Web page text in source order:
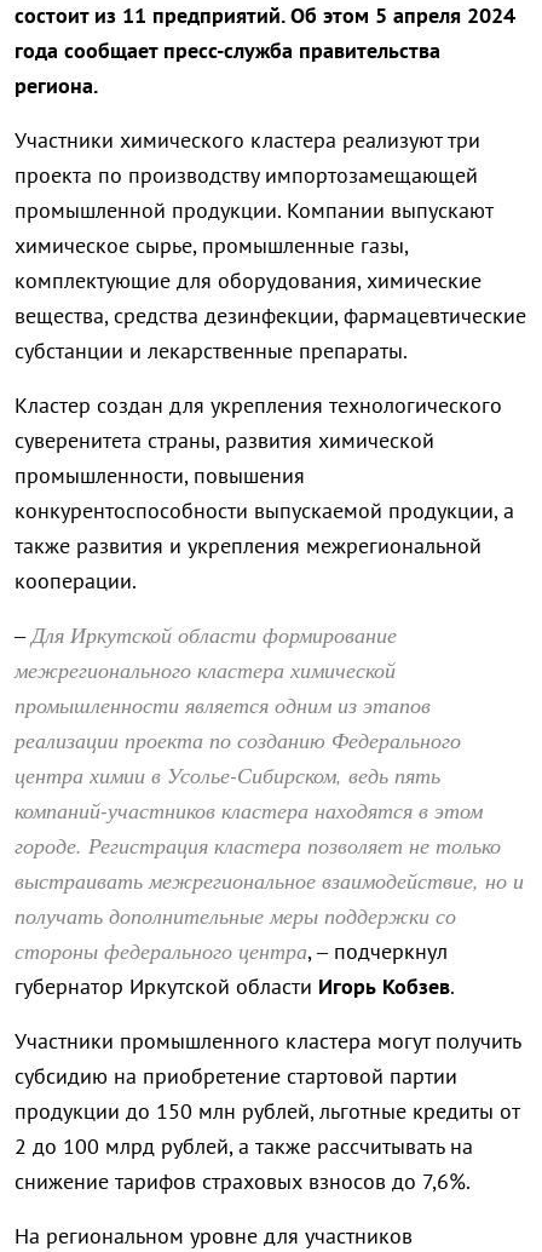
состоит из 11 предприятий. Об этом 5 апреля 2024
года сообщает пресс-служба правительства
региона.
Участники химического кластера реализуют три
проекта по производству импортозамещающей
промышленной продукции. Компании выпускают
химическое сырье, промышленные газы,
комплектующие для оборудования, химические
вещества, средства дезинфекции, фармацевтические
субстанции и лекарственные препараты.
Кластер создан для укрепления технологического
суверенитета страны, развития химической
промышленности, повышения
конкурентоспособности выпускаемой продукции, а
также развития и укрепления межрегиональной
кооперации.
–Для Иркутской области формирование
межрегионального кластера химической
промышленности является одним из этапов
реализации проекта по созданию Федерального
центра химии в Усолье-Сибирском, ведь пять
компаний-участников кластера находятся в этом
городе. Регистрация кластера позволяет не только
выстраивать межрегиональное взаимодействие, но и
получать дополнительные меры поддержки со
стороны федерального центра, – подчеркнул
губернатор Иркутской области Игорь Кобзев.
Участники промышленного кластера могут получить
субсидию на приобретение стартовой партии
продукции до 150 млн рублей, льготные кредиты от
2 до 100 млрд рублей, а также рассчитывать на
снижение тарифов страховых взносов до 7,6%.
На региональном уровне для участников